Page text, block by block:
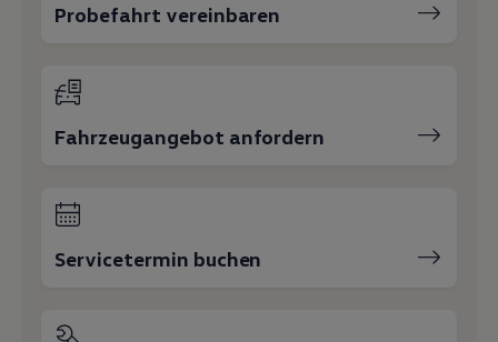
Probefahrt vereinbaren
Fahrzeugangebot anfordern
Servicetermin buchen